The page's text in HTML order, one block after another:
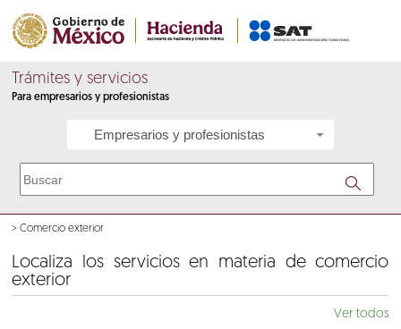
Trámites y servicios
Para empresarios y profesionistas
Empresarios y profesionistas
> Comercio exterior
Localiza los servicios en materia de comercio
exterior
Ver todos